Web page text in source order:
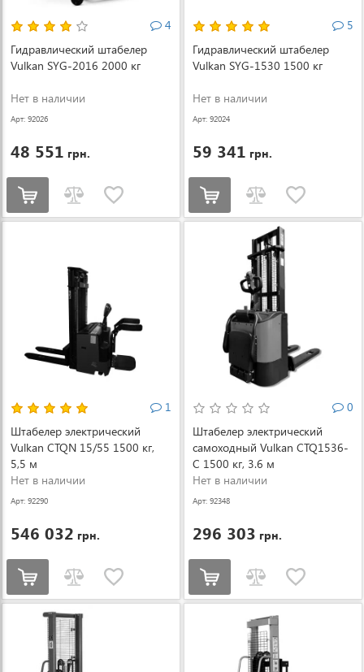
4
Гидравлический штабелер
Vulkan SYG-2016 2000 кг
Нет в наличии
Арт: 92026
48 551 грн.
5
Гидравлический штабелер
Vulkan SYG-1530 1500 кг
Нет в наличии
Арт: 92024
59 341 грн.
1
Штабелер электрический
Vulkan CTQN 15/55 1500 кг,
5,5 м
Нет в наличии
Арт: 92290
546 032 грн.
0
Штабелер электрический
самоходный Vulkan CTQ1536-
C 1500 кг, 3.6 м
Нет в наличии
Арт: 92348
296 303 грн.